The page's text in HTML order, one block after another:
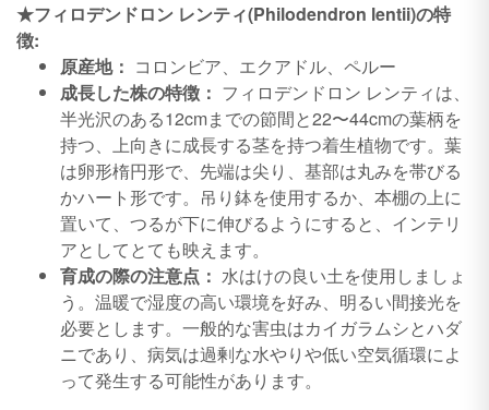
★フィロデンドロン レンティ(Philodendron lentii)の特
徴:
原産地： コロンビア、エクアドル、ペルー
成長した株の特徴： フィロデンドロン レンティは、
半光沢のある12cmまでの節間と22〜44cmの葉柄を
持つ、上向きに成長する茎を持つ着生植物です。葉
は卵形楕円形で、先端は尖り、基部は丸みを帯びる
かハート形です。吊り鉢を使用するか、本棚の上に
置いて、つるが下に伸びるようにすると、インテリ
アとしてとても映えます。
育成の際の注意点： 水はけの良い土を使用しましょ
う。温暖で湿度の高い環境を好み、明るい間接光を
必要とします。一般的な害虫はカイガラムシとハダ
ニであり、病気は過剰な水やりや低い空気循環によ
って発生する可能性があります。